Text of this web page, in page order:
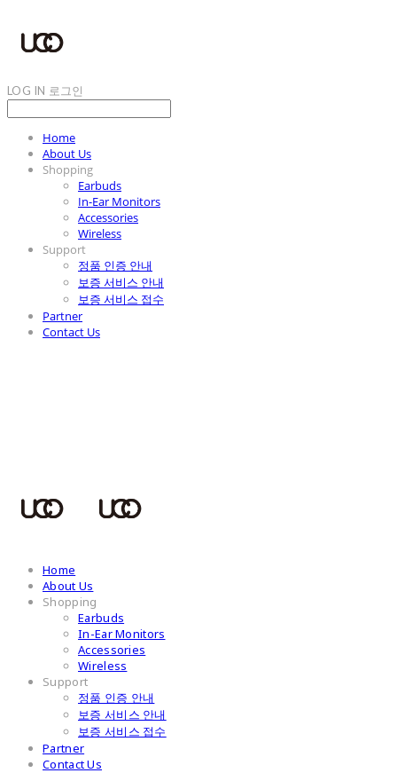
LOG IN 로그인
Home
About Us
Shopping
Earbuds
In-Ear Monitors
Accessories
Wireless
Support
정품 인증 안내
보증 서비스 안내
보증 서비스 접수
Partner
Contact Us
Home
About Us
Shopping
Earbuds
In-Ear Monitors
Accessories
Wireless
Support
정품 인증 안내
보증 서비스 안내
보증 서비스 접수
Partner
Contact Us